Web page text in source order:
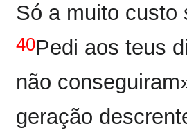
Só a muito custo
40Pedi aos teus
não
geração